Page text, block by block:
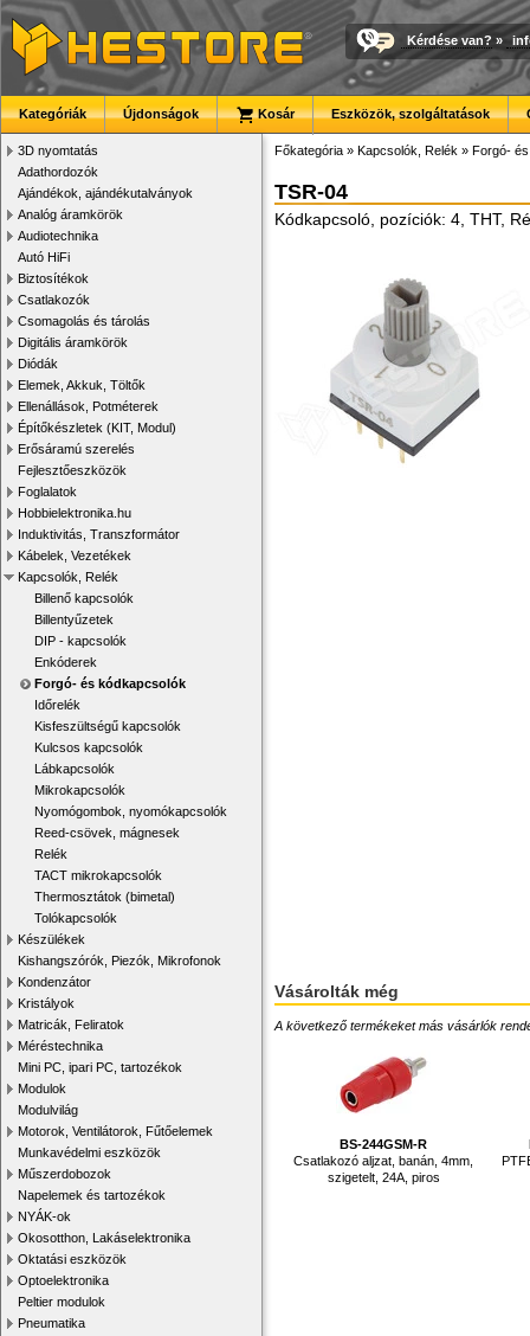
Kérdése van? »
Kategóriák Újdonságok Kosár Eszközök, szolgáltatások
3D nyomtatás
Adathordozók
Ajándékok, ajándékutalványok
Analóg áramkörök
Audiotechnika
Autó HiFi
Biztosítékok
Csatlakozók
Csomagolás és tárolás
Digitális áramkörök
Diódák
Elemek, Akkuk, Töltők
Ellenállások, Potméterek
Építőkészletek (KIT, Modul)
Erősáramú szerelés
Fejlesztőeszközök
Foglalatok
Hobbielektronika.hu
Induktivitás, Transzformátor
Kábelek, Vezetékek
Kapcsolók, Relék
Billenő kapcsolók
Billentyűzetek
DIP - kapcsolók
Enkóderek
Forgó- és kódkapcsolók
Időrelék
Kisfeszültségű kapcsolók
Kulcsos kapcsolók
Lábkapcsolók
Mikrokapcsolók
Nyomógombok, nyomókapcsolók
Reed-csövek, mágnesek
Relék
TACT mikrokapcsolók
Thermosztátok (bimetal)
Tolókapcsolók
Készülékek
Kishangszórók, Piezók, Mikrofonok
Kondenzátor
Kristályok
Matricák, Feliratok
Méréstechnika
Mini PC, ipari PC, tartozékok
Modulok
Modulvilág
Motorok, Ventilátorok, Fűtőelemek
Munkavédelmi eszközök
Műszerdobozok
Napelemek és tartozékok
NYÁK-ok
Okosotthon, Lakáselektronika
Oktatási eszközök
Optoelektronika
Peltier modulok
Pneumatika
Főkategória » Kapcsolók, Relék » Forgó-
TSR-04
Kódkapcsoló, pozíciók: 4, THT,
Vásárolták még
A következő termékeket más vásárlók
BS-244GSM-R
Csatlakozó aljzat, banán, 4mm,
szigetelt, 24A, piros